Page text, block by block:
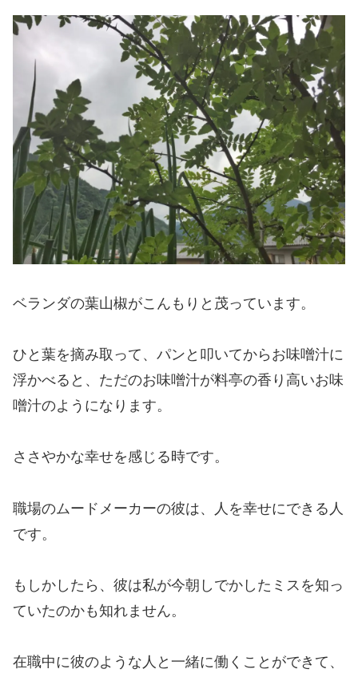
ベランダの葉山椒がこんもりと茂っています。
ひと葉を摘み取って、パンと叩いてからお味噌汁に
浮かべると、ただのお味噌汁が料亭の香り高いお味
噌汁のようになります。
ささやかな幸せを感じる時です。
職場のムードメーカーの彼は、人を幸せにできる人
です。
もしかしたら、彼は私が今朝しでかしたミスを知っ
ていたのかも知れません。
在職中に彼のような人と一緒に働くことができて、